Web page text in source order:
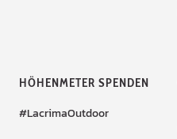
HÖHENMETER SPENDEN
#LacrimaOutdoor